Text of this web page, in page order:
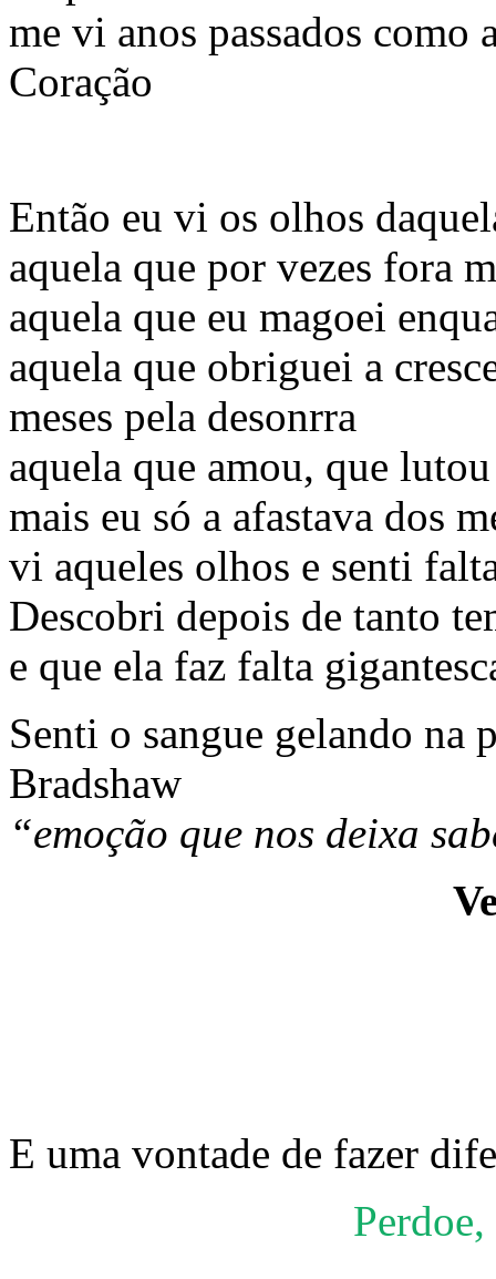
me vi anos passados como
Coração
Então eu vi os olhos
aquela que por vezes fora
aquela que eu magoei
aquela que obriguei a
meses pela desonrra
aquela que amou, que
mais eu só a afastava dos
vi aqueles olhos e senti
Descobri depois de tanto
e que ela faz falta
Senti o sangue gelando
Bradshaw
“emoção que nos deixa
E uma vontade de fazer